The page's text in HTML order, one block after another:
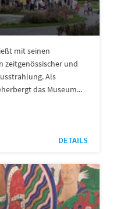
mit seinen
zeitgenössischer und
Als
das Museum...
DETAILS